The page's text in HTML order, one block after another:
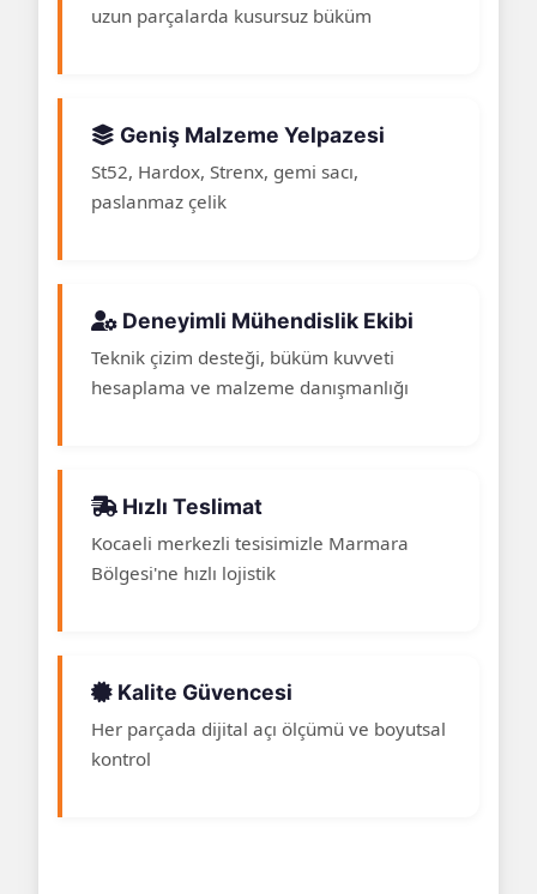
uzun parçalarda kusursuz büküm
Geniş Malzeme Yelpazesi
St52, Hardox, Strenx, gemi sacı,
paslanmaz çelik
Deneyimli Mühendislik Ekibi
Teknik çizim desteği, büküm kuvveti
hesaplama ve malzeme danışmanlığı
Hızlı Teslimat
Kocaeli merkezli tesisimizle Marmara
Bölgesi'ne hızlı lojistik
Kalite Güvencesi
Her parçada dijital açı ölçümü ve boyutsal
kontrol